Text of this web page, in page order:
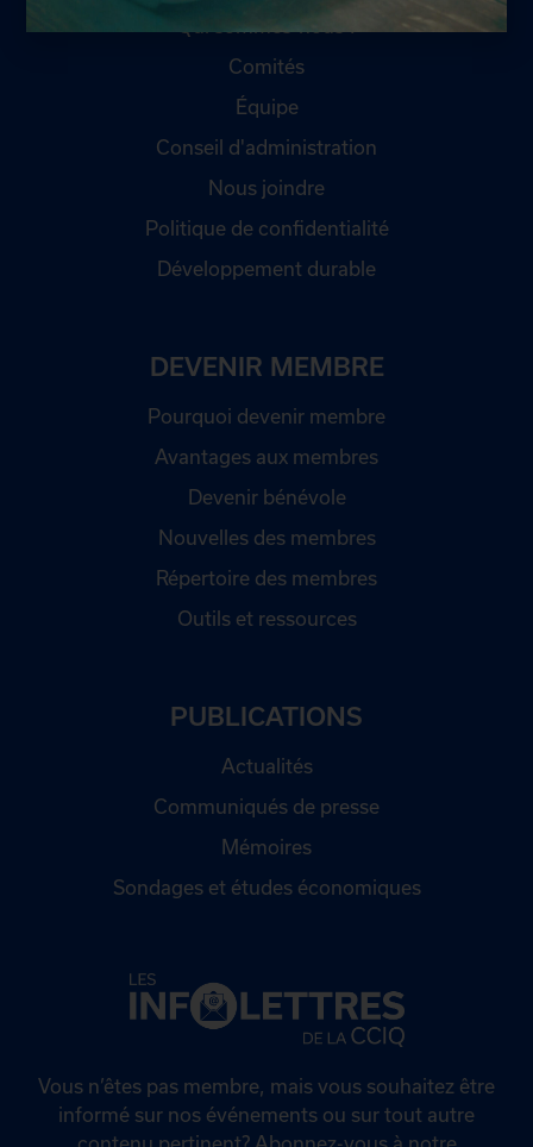
Qui sommes-nous ?
Comités
Équipe
Conseil d'administration
Nous joindre
Politique de confidentialité
Développement durable
DEVENIR MEMBRE
Pourquoi devenir membre
Avantages aux membres
Devenir bénévole
Nouvelles des membres
Répertoire des membres
Outils et ressources
PUBLICATIONS
Actualités
Communiqués de presse
Mémoires
Sondages et études économiques
Vous n’êtes pas membre, mais vous souhaitez être
informé sur nos événements ou sur tout autre